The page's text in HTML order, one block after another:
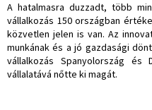
A hatalmasra duzzadt, több
vállalkozás 150 országban
közvetlen jelen is van. Az
munkának és a jó gazdasági
vállalkozás Spanyolország és
vállalatává nőtte ki magát.